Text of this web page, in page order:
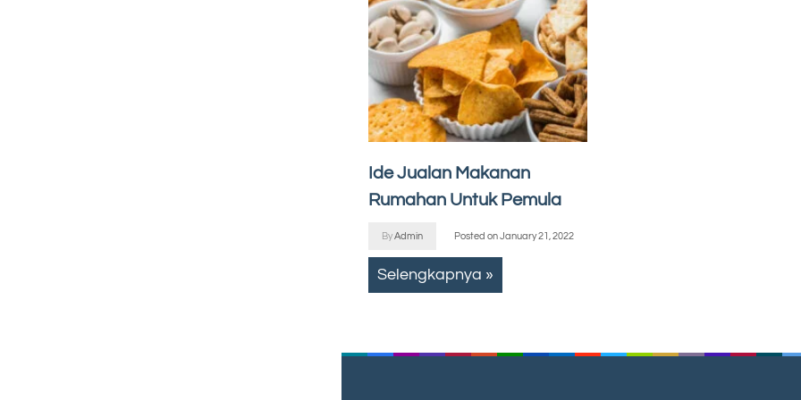
Ide Jualan Makanan
Rumahan Untuk Pemula
ByAdmin Posted onJanuary 21, 2022
Selengkapnya »